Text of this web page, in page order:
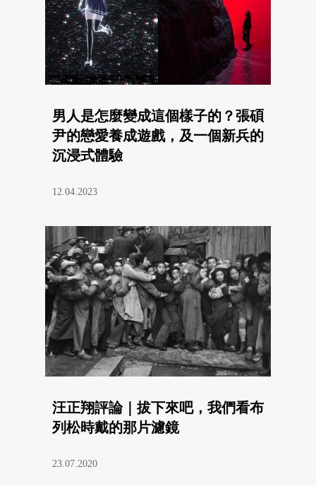
男人是怎麼變成這個樣子的？張碩
尹的戀愛養成遊戲，及一個新兵的
沉浸式體驗
12.04.2023
汪正翔評論｜拔下來吧，我們看布
列松時戴的那片濾鏡
23.07.2020